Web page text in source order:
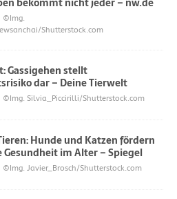
©Img.
Shutterstock.com
Gassigehen stellt
dar – Deine Tierwelt
©Img. Silvia_Piccirilli/Shutterstock.com
Hunde und Katzen fördern
im Alter – Spiegel
©Img. Javier_Brosch/Shutterstock.com